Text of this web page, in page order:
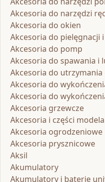
Akcesoria do narzędzi
Akcesoria do okien
Akcesoria do pielęgnacji
Akcesoria do pomp
Akcesoria do spawania i
Akcesoria do utrzymania
Akcesoria do
Akcesoria do
Akcesoria grzewcze
Akcesoria i części
Akcesoria ogrodzeniowe
Akcesoria prysznicowe
Aksil
Akumulatory
Akumulatory i baterie